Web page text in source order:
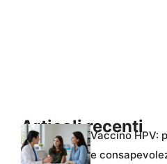
Articoli recenti
Vaccino HPV:
e